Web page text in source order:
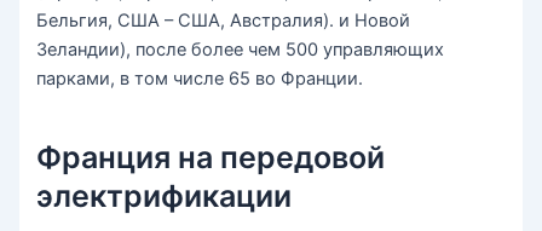
Бельгия, США – США, Австралия). и Новой
Зеландии), после более чем 500 управляющих
парками, в том числе 65 во Франции.
Франция на передовой
электрификации